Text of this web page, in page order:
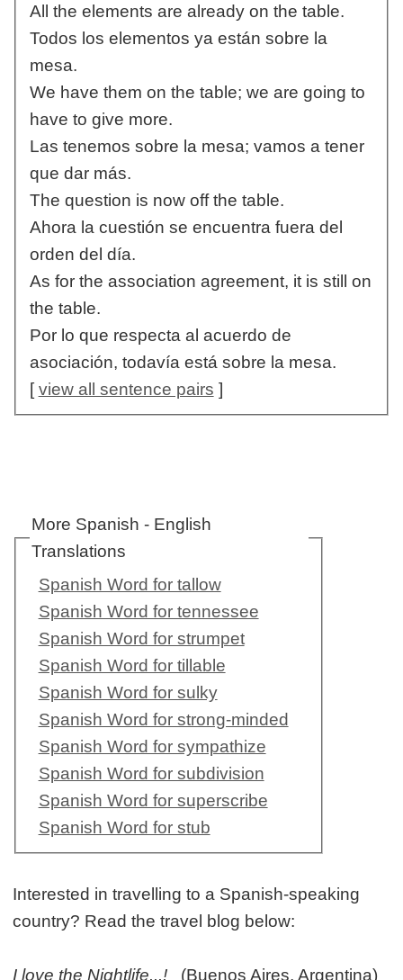
All the elements are already on the table.
Todos los elementos ya están sobre la
mesa.
We have them on the table; we are going to
have to give more.
Las tenemos sobre la mesa; vamos a tener
que dar más.
The question is now off the table.
Ahora la cuestión se encuentra fuera del
orden del día.
As for the association agreement, it is still on
the table.
Por lo que respecta al acuerdo de
asociación, todavía está sobre la mesa.
[view all sentence pairs ]
More Spanish - English
Translations
Spanish Word for tallow
Spanish Word for tennessee
Spanish Word for strumpet
Spanish Word for tillable
Spanish Word for sulky
Spanish Word for strong-minded
Spanish Word for sympathize
Spanish Word for subdivision
Spanish Word for superscribe
Spanish Word for stub
Interested in travelling to a Spanish-speaking
country? Read the travel blog below:
I love the Nightlife...! (Buenos Aires, Argentina)